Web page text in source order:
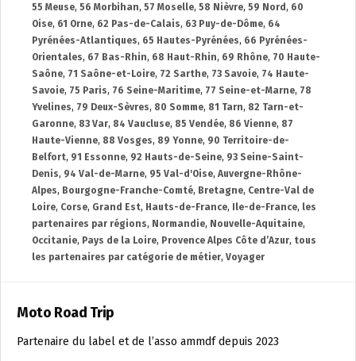
55 Meuse, 56 Morbihan, 57 Moselle, 58 Nièvre, 59 Nord, 60
Oise, 61 Orne, 62 Pas-de-Calais, 63 Puy-de-Dôme, 64
Pyrénées-Atlantiques, 65 Hautes-Pyrénées, 66 Pyrénées-
Orientales, 67 Bas-Rhin, 68 Haut-Rhin, 69 Rhône, 70 Haute-
Saône, 71 Saône-et-Loire, 72 Sarthe, 73 Savoie, 74 Haute-
Savoie, 75 Paris, 76 Seine-Maritime, 77 Seine-et-Marne, 78
Yvelines, 79 Deux-Sèvres, 80 Somme, 81 Tarn, 82 Tarn-et-
Garonne, 83 Var, 84 Vaucluse, 85 Vendée, 86 Vienne, 87
Haute-Vienne, 88 Vosges, 89 Yonne, 90 Territoire-de-
Belfort, 91 Essonne, 92 Hauts-de-Seine, 93 Seine-Saint-
Denis, 94 Val-de-Marne, 95 Val-d'Oise, Auvergne-Rhône-
Alpes, Bourgogne-Franche-Comté, Bretagne, Centre-Val de
Loire, Corse, Grand Est, Hauts-de-France, Ile-de-France, les
partenaires par régions, Normandie, Nouvelle-Aquitaine,
Occitanie, Pays de la Loire, Provence Alpes Côte d’Azur, tous
les partenaires par catégorie de métier, Voyager
Moto Road Trip
Partenaire du label et de l’asso ammdf depuis 2023